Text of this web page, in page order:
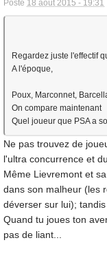
Posté 18 août 2015 - 19:31
Regardez juste l'effectif
A l'époque,
Poux, Marconnet,
On compare maintenant
Quel joueur que PSA a
Ne pas trouvez de
l'ultra concurrence et
Même Lievremont et
dans son malheur (les
déverser sur lui);
Quand tu joues ton
pas de liant...